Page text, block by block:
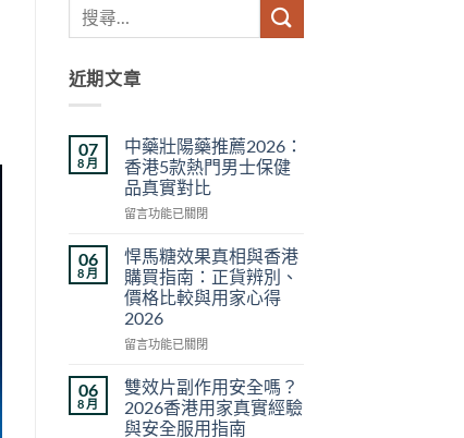
近期文章
07
8 月
中藥壯陽藥推薦2026：
香港5款熱門男士保健
品真實對比
在
藥
壯
陽
藥
推
薦
香
港
5
款
留言功能已關閉
06
8 月
悍馬糖效果真相與香港
購買指南：正貨辨別、
價格比較與用家心得
2026
在
馬
糖
效
果
留言功能已關閉
06
8 月
雙效片副作用安全嗎？
2026香港用家真實經驗
與安全服用指南